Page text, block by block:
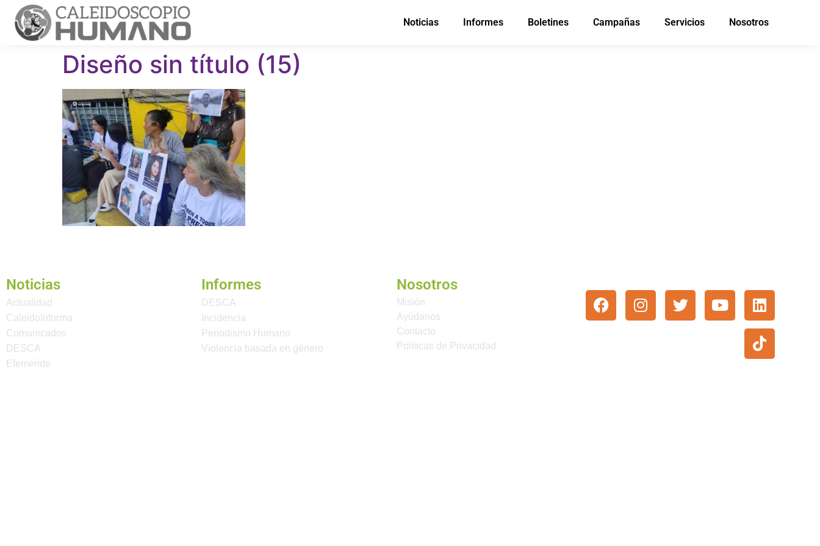
Noticias Informes Boletines Campañas Servicios Nosotros
Diseño sin título (15)
Noticias
Actualidad
CaleidoInforma
Comunicados
DESCA
Efeméride
Informes
DESCA
Incidencia
Periodismo Humano
Violencia basada en género
Nosotros
Misión
Ayúdanos
Contacto
Políticas de Privacidad